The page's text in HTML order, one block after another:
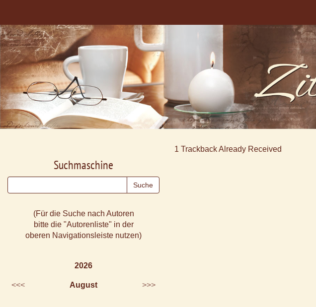
1 Trackback Already Received
Suchmaschine
(Für die Suche nach Autoren
bitte die "Autorenliste" in der
oberen Navigationsleiste nutzen)
2026
<<< August >>>